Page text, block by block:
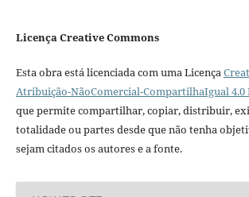
Licença Creative Commons
Esta obra está licenciada com uma Licença
Atribuição-NãoComercial-CompartilhaIgual
que permite compartilhar, copiar, distribuir,
totalidade ou partes desde que não tenha
sejam citados os autores e a fonte.